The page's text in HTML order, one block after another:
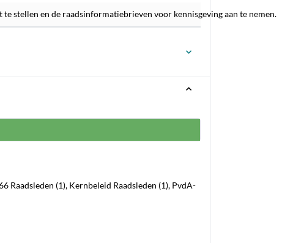
stellen en de raadsinformatiebrieven voor kennisgeving aan te nemen.
Raadsleden (1), Kernbeleid Raadsleden (1), PvdA-